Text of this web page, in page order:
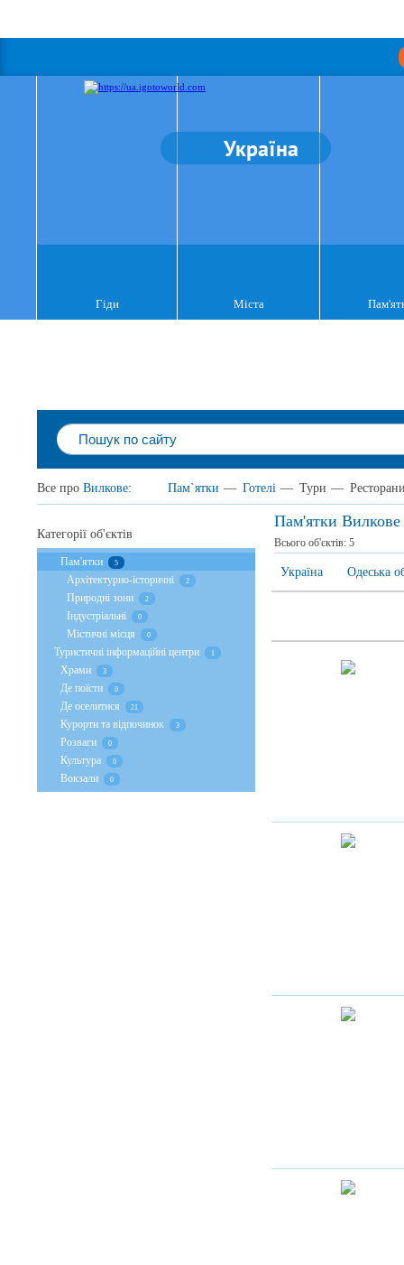
Україна
Гіди Міста
Все про Вилкове: Пам`ятки — Готелі — Тури —
Пам'ятки Вилкове
Всього об'єктів: 5
Україна Одеська
Категорії об'єктів
Пам'ятки 5
Архітектурно-історичні 2
Природні зони 2
Індустріальні 0
Містичні місця 0
Туристичні інформаційні центри 1
Храми 3
Де поїсти 0
Де оселитися 21
Курорти та відпочинок 3
Розваги 0
Культура 0
Вокзали 0